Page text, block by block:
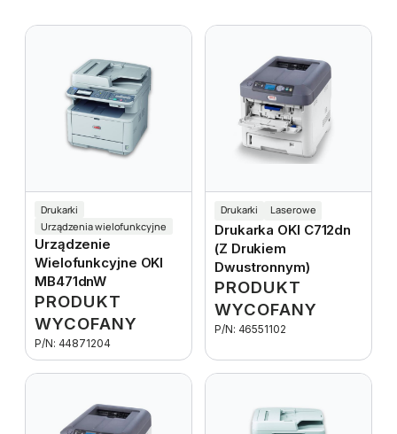
Drukarki
Urządzenia wielofunkcyjne
Urządzenie
Wielofunkcyjne OKI
MB471dnW
PRODUKT
WYCOFANY
P/N: 44871204
Drukarki Laserowe
Drukarka OKI C712dn
(z Drukiem
Dwustronnym)
PRODUKT
WYCOFANY
P/N: 46551102